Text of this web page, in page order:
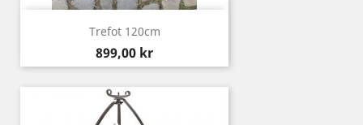
Trefot 120cm
Pris
899,00 kr